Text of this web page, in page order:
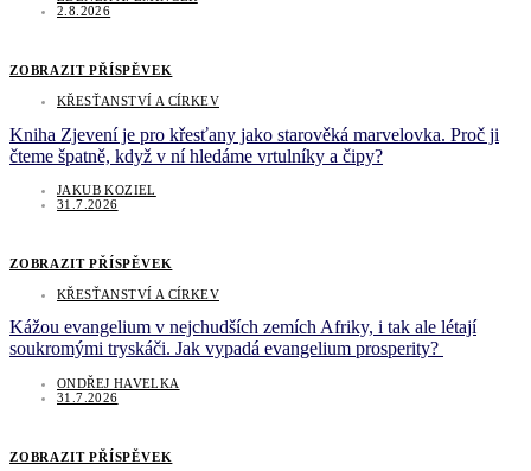
2.8.2026
ZOBRAZIT PŘÍSPĚVEK
KŘESŤANSTVÍ A CÍRKEV
Kniha Zjevení je pro křesťany jako starověká marvelovka. Proč ji
čteme špatně, když v ní hledáme vrtulníky a čipy?
JAKUB KOZIEL
31.7.2026
ZOBRAZIT PŘÍSPĚVEK
KŘESŤANSTVÍ A CÍRKEV
Kážou evangelium v nejchudších zemích Afriky, i tak ale létají
soukromými tryskáči. Jak vypadá evangelium prosperity?
ONDŘEJ HAVELKA
31.7.2026
ZOBRAZIT PŘÍSPĚVEK